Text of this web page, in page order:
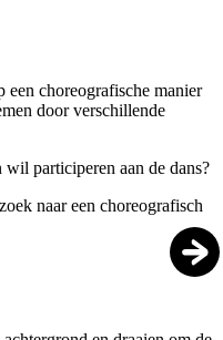
een choreografische manier
door verschillende
participeren aan de dans?
naar een choreografisch